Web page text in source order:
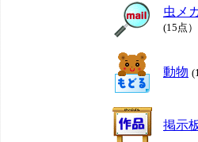
虫メ
(15点）
動物
掲示